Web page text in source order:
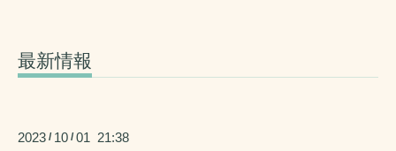
最新情報
2023 / 10 /01 21:38